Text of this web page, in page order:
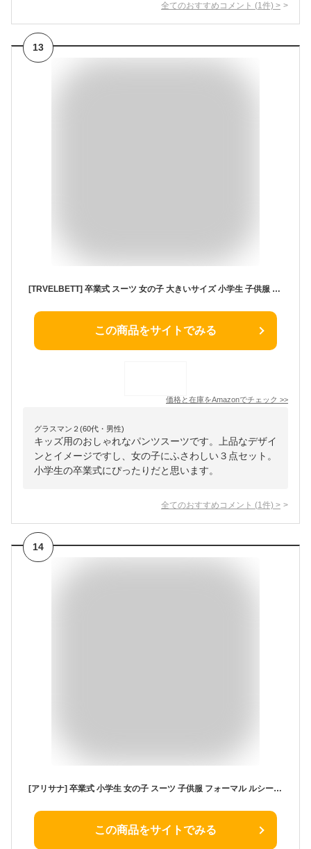
全てのおすすめコメント (1 件) >
13
[TRVELBETT] 卒業式 スーツ 女の子 大きいサイズ 小学生 子供服 パンツスーツ 小学校 ジュニア 卒服 女児 子供スーツ フォーマルスーツ ピアノ発表会 入学式 卒園式 七五三 お受験 面接 (3点セット,170)
この商品をサイトでみる
価格と在庫をAmazonでチェック >>
グラスマン２(60代・男性)
キッズ用のおしゃれなパンツスーツです。上品なデザイ
ンとイメージですし、女の子にふさわしい３点セット。
小学生の卒業式にぴったりだと思います。
全てのおすすめコメント (1 件) >
14
[アリサナ] 卒業式 小学生 女の子 スーツ 子供服 フォーマル ルシール (ジャケット + ブラウス + リボンタイ + パンツ の4点セット) ベージュ 165cm
この商品をサイトでみる